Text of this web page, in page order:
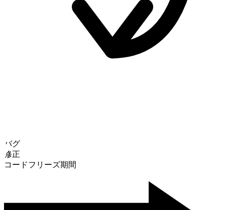
バグ
修正
コードフリーズ期間